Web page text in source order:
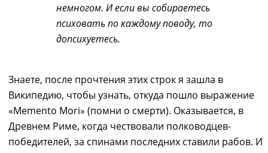
немногом. И если вы собираетесь
психовать по каждому поводу, то
допсихуетесь.
Знаете, после прочтения этих строк я зашла в
Википедию, чтобы узнать, откуда пошло выражение
«Memento Mori» (помни о смерти). Оказывается, в
Древнем Риме, когда чествовали полководцев-
победителей, за спинами последних ставили рабов. И